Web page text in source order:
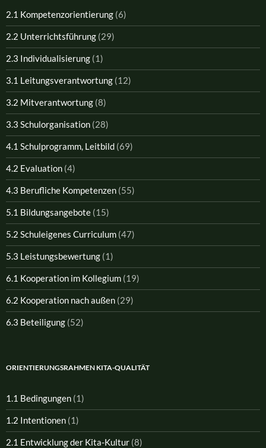
2.1 Kompetenzorientierung (6)
2.2 Unterrichtsführung (29)
2.3 Individualisierung (1)
3.1 Leitungsverantwortung (12)
3.2 Mitverantwortung (8)
3.3 Schulorganisation (28)
4.1 Schulprogramm, Leitbild (69)
4.2 Evaluation (4)
4.3 Berufliche Kompetenzen (55)
5.1 Bildungsangebote (15)
5.2 Schuleigenes Curriculum (47)
5.3 Leistungsbewertung (1)
6.1 Kooperation im Kollegium (19)
6.2 Kooperation nach außen (29)
6.3 Beteiligung (52)
ORIENTIERUNGSRAHMEN KITA-QUALITÄT
1.1 Bedingungen (1)
1.2 Intentionen (1)
2.1 Entwicklung der Kita-Kultur (8)